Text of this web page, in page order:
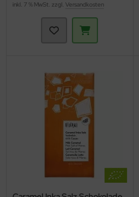
inkl. 7 % MwSt. zzgl. Versandkosten